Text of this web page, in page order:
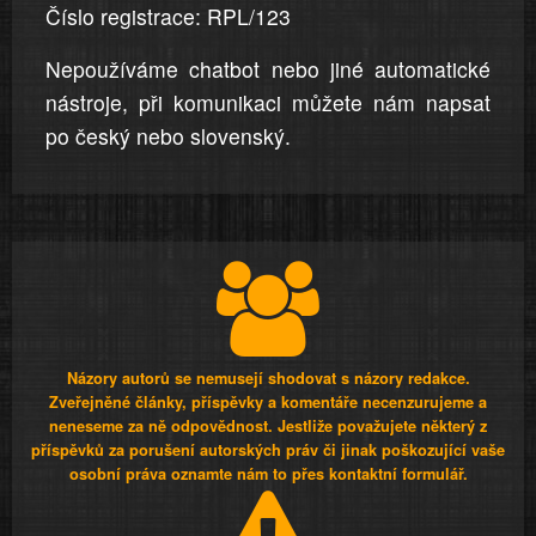
Číslo registrace: RPL/123
Nepoužíváme chatbot nebo jiné automatické
nástroje, při komunikaci můžete nám napsat
po český nebo slovenský.
Názory autorů se nemusejí shodovat s názory redakce.
Zveřejněné články, příspěvky a komentáře necenzurujeme a
neneseme za ně odpovědnost. Jestliže považujete některý z
příspěvků za porušení autorských práv či jinak poškozující vaše
osobní práva oznamte nám to přes kontaktní formulář.